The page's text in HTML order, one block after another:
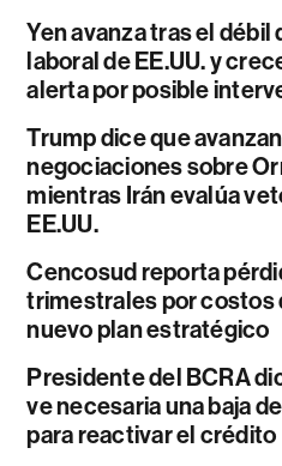
Yen avanza tras el débil
laboral de EE.UU. y
alerta por posible
Trump dice que
negociaciones sobre
mientras Irán evalúa
EE.UU.
Cencosud reporta
trimestrales por costos
nuevo plan estratégico
Presidente del BCRA
ve necesaria una baja
para reactivar el crédito